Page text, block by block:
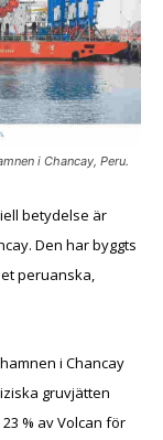
i Chancay, Peru.
betydelse är
Den har byggts
peruanska,
i Chancay
gruvjätten
% av Volcan för